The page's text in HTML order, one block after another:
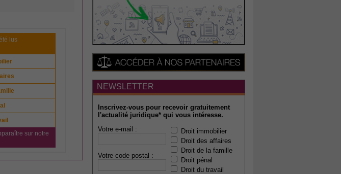
lus
sur notre
NEWSLETTER
Inscrivez-vous pour recevoir gratuitement
l'actualité juridique* qui vous intéresse.
Votre e-mail :
Votre code postal :
Droit immobilier
Droit des affaires
Droit de la famille
Droit pénal
Droit du travail